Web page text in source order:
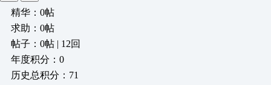
精华：0帖
求助：0帖
帖子：0帖 | 12回
年度积分：0
历史总积分：71